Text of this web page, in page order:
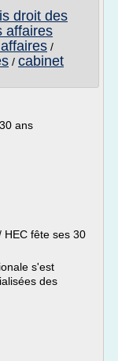
droit des
affaires
/
/ cabinet
ans
HEC fête ses 30
s'est
des